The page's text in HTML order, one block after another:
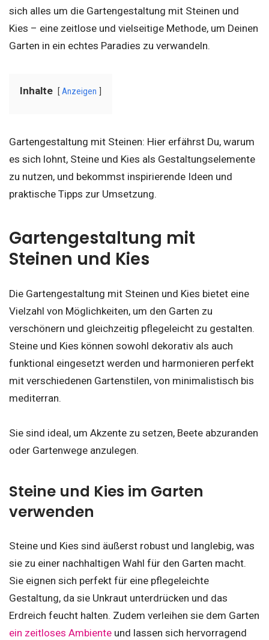
sich alles um die Gartengestaltung mit Steinen und
Kies – eine zeitlose und vielseitige Methode, um Deinen
Garten in ein echtes Paradies zu verwandeln.
Inhalte Anzeigen
Gartengestaltung mit Steinen: Hier erfährst Du, warum
es sich lohnt, Steine und Kies als Gestaltungselemente
zu nutzen, und bekommst inspirierende Ideen und
praktische Tipps zur Umsetzung.
Gartengestaltung mit
Steinen und Kies
Die Gartengestaltung mit Steinen und Kies bietet eine
Vielzahl von Möglichkeiten, um den Garten zu
verschönern und gleichzeitig pflegeleicht zu gestalten.
Steine und Kies können sowohl dekorativ als auch
funktional eingesetzt werden und harmonieren perfekt
mit verschiedenen Gartenstilen, von minimalistisch bis
mediterran.
Sie sind ideal, um Akzente zu setzen, Beete abzuranden
oder Gartenwege anzulegen.
Steine und Kies im Garten
verwenden
Steine und Kies sind äußerst robust und langlebig, was
sie zu einer nachhaltigen Wahl für den Garten macht.
Sie eignen sich perfekt für eine pflegeleichte
Gestaltung, da sie Unkraut unterdrücken und das
Erdreich feucht halten. Zudem verleihen sie dem Garten
ein zeitloses Ambiente und lassen sich hervorragend